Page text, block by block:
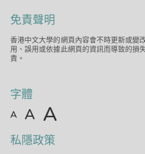
免責聲明
香港中文大學的網頁內容會不時更新或變
用、誤用或依據此網頁的資訊而導致的損
責。
字體
A A A
私隱政策